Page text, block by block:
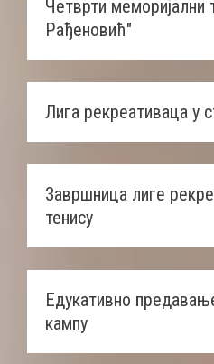
Четврти
Рађеновић"
Лига рекреативаца у
Завршница лиге
тенису
Едукативно
кампу